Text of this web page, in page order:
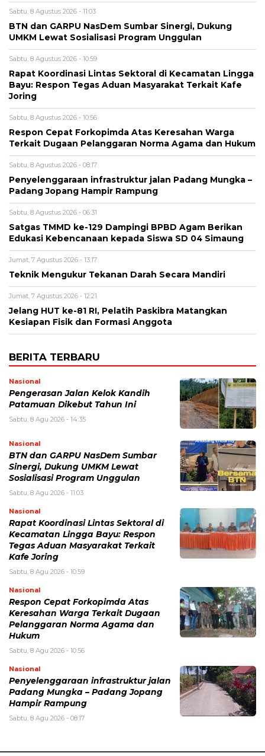
Sabtu, 8 Agustus 2026 - 11:03
BTN dan GARPU NasDem Sumbar Sinergi, Dukung
UMKM Lewat Sosialisasi Program Unggulan
Sabtu, 8 Agustus 2026 - 10:59
Rapat Koordinasi Lintas Sektoral di Kecamatan Lingga
Bayu: Respon Tegas Aduan Masyarakat Terkait Kafe
Joring
Sabtu, 8 Agustus 2026 - 10:56
Respon Cepat Forkopimda Atas Keresahan Warga
Terkait Dugaan Pelanggaran Norma Agama dan Hukum
Sabtu, 8 Agustus 2026 - 08:17
Penyelenggaraan infrastruktur jalan Padang Mungka –
Padang Jopang Hampir Rampung
Sabtu, 8 Agustus 2026 - 06:31
Satgas TMMD ke-129 Dampingi BPBD Agam Berikan
Edukasi Kebencanaan kepada Siswa SD 04 Simaung
Jumat, 7 Agustus 2026 - 13:17
Teknik Mengukur Tekanan Darah Secara Mandiri
Jumat, 7 Agustus 2026 - 12:21
Jelang HUT ke-81 RI, Pelatih Paskibra Matangkan
Kesiapan Fisik dan Formasi Anggota
BERITA TERBARU
Nasional
Pengerasan Jalan Kelok Kandih
Patamuan Dikebut Tahun Ini
Sabtu, 8 Agu 2026 - 14:35
Nasional
BTN dan GARPU NasDem Sumbar
Sinergi, Dukung UMKM Lewat
Sosialisasi Program Unggulan
Sabtu, 8 Agu 2026 - 11:03
Nasional
Rapat Koordinasi Lintas Sektoral di
Kecamatan Lingga Bayu: Respon
Tegas Aduan Masyarakat Terkait
Kafe Joring
Sabtu, 8 Agu 2026 - 10:59
Nasional
Respon Cepat Forkopimda Atas
Keresahan Warga Terkait Dugaan
Pelanggaran Norma Agama dan
Hukum
Sabtu, 8 Agu 2026 - 10:56
Nasional
Penyelenggaraan infrastruktur jalan
Padang Mungka – Padang Jopang
Hampir Rampung
Sabtu, 8 Agu 2026 - 08:17